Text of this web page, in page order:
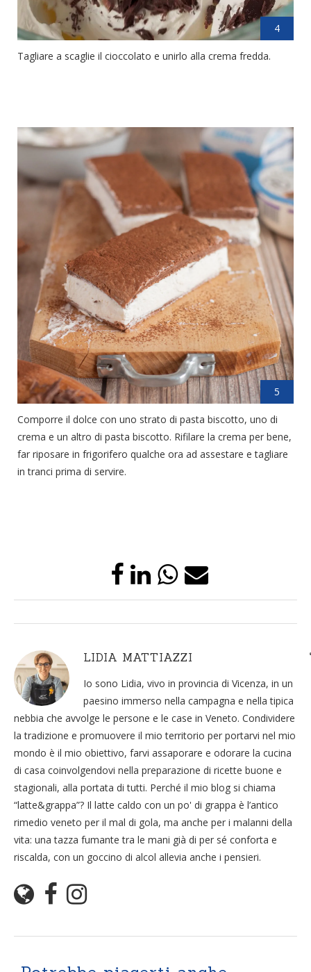
4
Tagliare a scaglie il cioccolato e unirlo alla crema fredda.
5
Comporre il dolce con uno strato di pasta biscotto, uno di
crema e un altro di pasta biscotto. Rifilare la crema per bene,
far riposare in frigorifero qualche ora ad assestare e tagliare
in tranci prima di servire.
LIDIA MATTIAZZI
Io sono Lidia, vivo in provincia di Vicenza, in un
paesino immerso nella campagna e nella tipica
nebbia che avvolge le persone e le case in Veneto. Condividere
la tradizione e promuovere il mio territorio per portarvi nel mio
mondo è il mio obiettivo, farvi assaporare e odorare la cucina
di casa coinvolgendovi nella preparazione di ricette buone e
stagionali, alla portata di tutti. Perché il mio blog si chiama
“latte&grappa”? Il latte caldo con un po' di grappa è l’antico
rimedio veneto per il mal di gola, ma anche per i malanni della
vita: una tazza fumante tra le mani già di per sé conforta e
riscalda, con un goccino di alcol allevia anche i pensieri.